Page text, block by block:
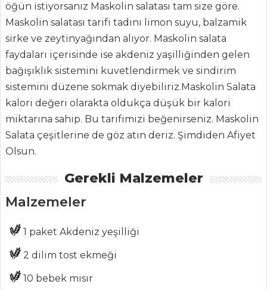
ANASAYFA
BLOG
Medya
Aktüel
Chefs
ŞEFİN TARİFLERİ
MENÜLER
Tüm
Kategoriler
öğün istiyorsanız Maskolin salatası tam size göre.
Maskolin salatası tarifi tadını limon suyu, balzamik
sirke ve zeytinyağından alıyor. Maskolin salata
faydaları içerisinde ise akdeniz yaşilliğinden gelen
bağışıklık sistemini kuvetlendirmek ve sindirim
sistemini düzene sokmak diyebiliriz.Maskolin Salata
kalori değeri olarakta oldukça düşük bir kalori
miktarına sahip. Bu tarifimizi beğenirseniz. Maskolin
Salata çeşitlerine de göz atın deriz. Şimdiden Afiyet
Olsun.
Gerekli Malzemeler
Malzemeler
1 paket Akdeniz yeşilliği
2 dilim tost ekmeği
10 bebek mısır